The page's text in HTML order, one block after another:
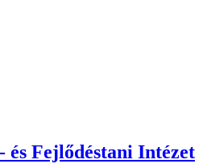
és Fejlődéstani Intézet